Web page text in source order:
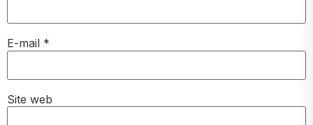
E-mail *
Site web